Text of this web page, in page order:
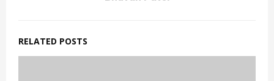
RELATED POSTS